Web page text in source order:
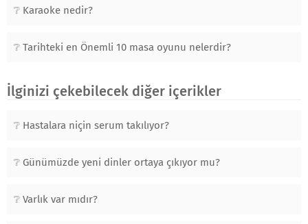
Karaoke nedir?
Tarihteki en Önemli 10 masa oyunu nelerdir?
İlginizi çekebilecek diğer içerikler
Hastalara niçin serum takılıyor?
Günümüzde yeni dinler ortaya çıkıyor mu?
Varlık var mıdır?